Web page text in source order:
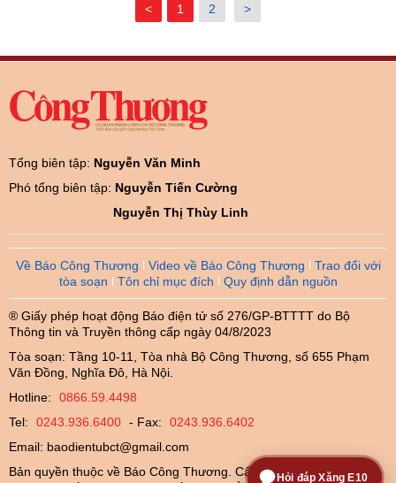
< 1 2 >
Tổng biên tập: Nguyễn Văn Minh
Phó tổng biên tập: Nguyễn Tiến Cường
Nguyễn Thị Thùy Linh
Về Báo Công Thương Video về Báo Công Thương
Trao đổi với
tòa soạn
Tôn chỉ mục đích Quy định dẫn nguồn
® Giấy phép hoạt động Báo điện tử số 276/GP-BTTTT do Bộ
Thông tin và Truyền thông cấp ngày 04/8/2023
Tòa soạn: Tầng 10-11, Tòa nhà Bộ Công Thương, số 655 Phạm
Văn Đồng, Nghĩa Đô, Hà Nội.
Hotline:
0866.59.4498
Tel:
0243.936.6400 - Fax:
0243.936.6402
Email: baodientubct@gmail.com
Bản quyền thuộc về Báo Công Thương. Cấm sao chép dưới mọi
Hỏi đáp Xăng E10